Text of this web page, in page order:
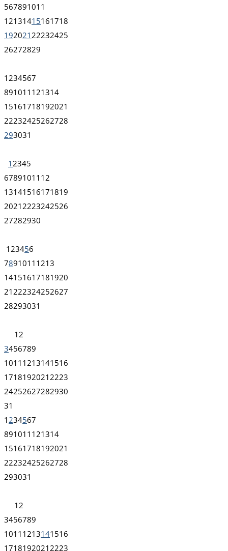
567891011
12131415161718
192021 22232425
26272829
1 234567
891011 121314
15161718192021
22232425262728
293031
1 2345
67891011 12
13141516171819
2021 2223242526
27282930
1 23456
7891011 1213
14151617181920
21 222324252627
28293031
1 2
3456789
1011 1213141516
1718192021 2223
24252627282930
31
1 234567
891011 121314
15161718192021
22232425262728
293031
1 2
3456789
1011 1213141516
1718192021 2223